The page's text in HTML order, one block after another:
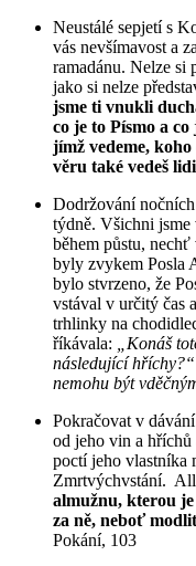
Neustálé sepjetí s
vás nevšímavost a
ramadánu. Nelze si
jako si nelze
jsme ti vnukli
co je to Písmo a
jímž vedeme,
věru také vedeš
Dodržování
týdně. Všichni
během půstu,
byly zvykem Posla
bylo stvrzeno, že
vstával v určitý čas
trhlinky na
říkávala:
„Konáš
následující hříchy?“
nemohu být
Pokračovat v
od jeho vin a hříchů
poctí jeho vlastníka
Zmrtvýchvstání.
almužnu, kterou
za ně, neboť
Pokání, 103